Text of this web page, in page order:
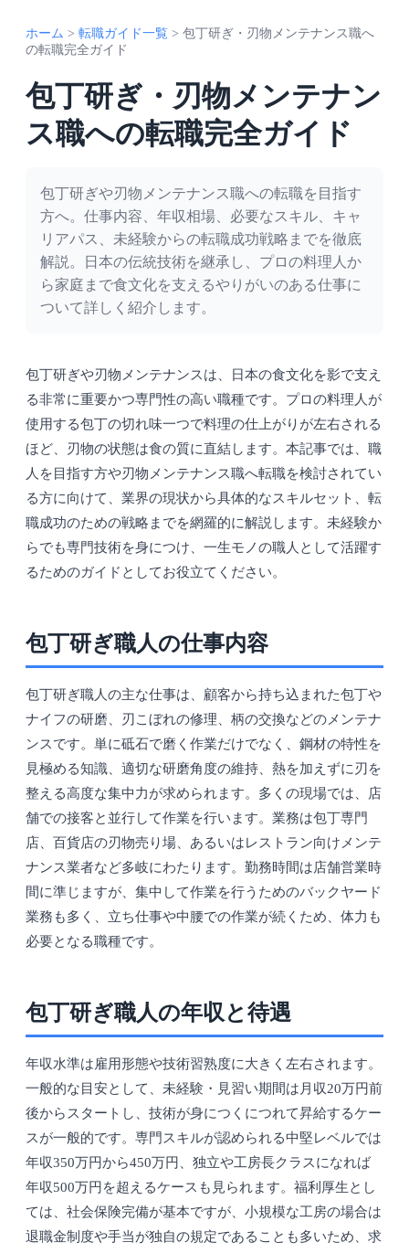
ホーム > 転職ガイド一覧 > 包丁研ぎ・刃物メンテナンス職へ
の転職完全ガイド
包丁研ぎ・刃物メンテナン
ス職への転職完全ガイド
包丁研ぎや刃物メンテナンス職への転職を目指す
方へ。仕事内容、年収相場、必要なスキル、キャ
リアパス、未経験からの転職成功戦略までを徹底
解説。日本の伝統技術を継承し、プロの料理人か
ら家庭まで食文化を支えるやりがいのある仕事に
ついて詳しく紹介します。
包丁研ぎや刃物メンテナンスは、日本の食文化を影で支え
る非常に重要かつ専門性の高い職種です。プロの料理人が
使用する包丁の切れ味一つで料理の仕上がりが左右される
ほど、刃物の状態は食の質に直結します。本記事では、職
人を目指す方や刃物メンテナンス職へ転職を検討されてい
る方に向けて、業界の現状から具体的なスキルセット、転
職成功のための戦略までを網羅的に解説します。未経験か
らでも専門技術を身につけ、一生モノの職人として活躍す
るためのガイドとしてお役立てください。
包丁研ぎ職人の仕事内容
包丁研ぎ職人の主な仕事は、顧客から持ち込まれた包丁や
ナイフの研磨、刃こぼれの修理、柄の交換などのメンテナ
ンスです。単に砥石で磨く作業だけでなく、鋼材の特性を
見極める知識、適切な研磨角度の維持、熱を加えずに刃を
整える高度な集中力が求められます。多くの現場では、店
舗での接客と並行して作業を行います。業務は包丁専門
店、百貨店の刃物売り場、あるいはレストラン向けメンテ
ナンス業者など多岐にわたります。勤務時間は店舗営業時
間に準じますが、集中して作業を行うためのバックヤード
業務も多く、立ち仕事や中腰での作業が続くため、体力も
必要となる職種です。
包丁研ぎ職人の年収と待遇
年収水準は雇用形態や技術習熟度に大きく左右されます。
一般的な目安として、未経験・見習い期間は月収20万円前
後からスタートし、技術が身につくにつれて昇給するケー
スが一般的です。専門スキルが認められる中堅レベルでは
年収350万円から450万円、独立や工房長クラスになれば
年収500万円を超えるケースも見られます。福利厚生とし
ては、社会保険完備が基本ですが、小規模な工房の場合は
退職金制度や手当が独自の規定であることも多いため、求